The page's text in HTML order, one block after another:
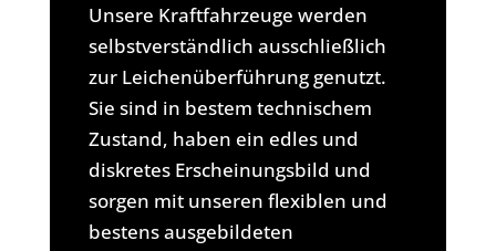
Unsere Kraftfahrzeuge werden
selbstverständlich ausschließlich
zur Leichenüberführung genutzt.
Sie sind in bestem technischem
Zustand, haben ein edles und
diskretes Erscheinungsbild und
sorgen mit unseren flexiblen und
bestens ausgebildeten